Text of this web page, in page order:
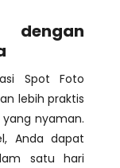
Spot Foto
lebih praktis
nyaman.
Anda dapat
satu hari